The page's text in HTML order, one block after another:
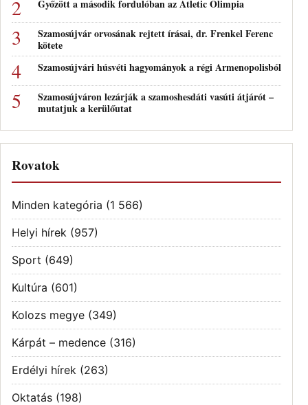
Győzött a második fordulóban az Atletic Olimpia
Szamosújvár orvosának rejtett írásai, dr. Frenkel Ferenc
kötete
Szamosújvári húsvéti hagyományok a régi Armenopolisból
Szamosújváron lezárják a szamoshesdáti vasúti átjárót –
mutatjuk a kerülőutat
Rovatok
Minden kategória (1 566)
Helyi hírek (957)
Sport (649)
Kultúra (601)
Kolozs megye (349)
Kárpát – medence (316)
Erdélyi hírek (263)
Oktatás (198)